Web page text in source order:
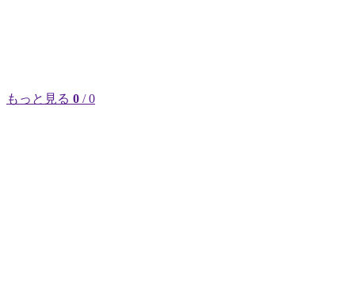
もっと見る 0 / 0